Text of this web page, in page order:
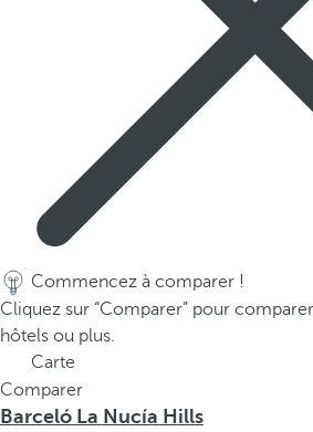
Commencez à comparer !
Cliquez sur “Comparer” pour
hôtels ou plus.
Carte
Comparer
Barceló La Nucía Hills